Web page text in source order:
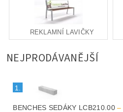
REKLAMNÍ LAVIČKY
NEJPRODÁVANĚJŠÍ
1.
BENCHES SEDÁKY LCB210.00–